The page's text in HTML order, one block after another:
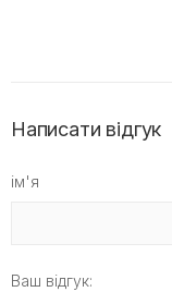
Написати відгук
ім'я
Ваш відгук: